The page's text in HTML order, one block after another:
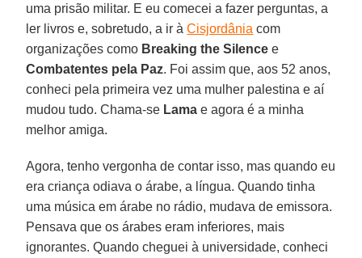
uma prisão militar. E eu comecei a fazer perguntas, a
ler livros e, sobretudo, a ir àCisjordânia com
organizações como Breaking the Silence e
Combatentes pela Paz. Foi assim que, aos 52 anos,
conheci pela primeira vez uma mulher palestina e aí
mudou tudo. Chama-se Lama e agora é a minha
melhor amiga.
Agora, tenho vergonha de contar isso, mas quando eu
era criança odiava o árabe, a língua. Quando tinha
uma música em árabe no rádio, mudava de emissora.
Pensava que os árabes eram inferiores, mais
ignorantes. Quando cheguei à universidade, conheci